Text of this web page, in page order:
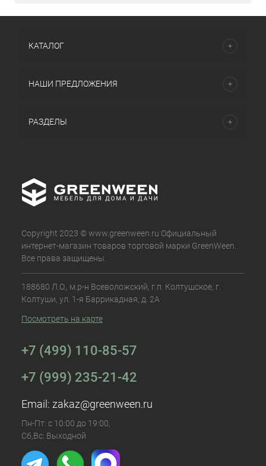
КАТАЛОГ
НАШИ ПРЕДЛОЖЕНИЯ
РАЗДЕЛЫ
Copyright 2023 © www.greenween.ru Официальный
интернет-магазин товаров торговой марки GreenWeen.
Все права защищены.
188680 Л.О., м.р-н Всеволожский, г.п. Колтушское, г.
Колтуши, ул. 1-я Баррикадная, д. 2А
Посмотреть на карте
+7 (499) 110-85-57
+7 (999) 235-21-42
Email: zakaz@greenween.ru
Пн-Пт: с 10:00 до 19:00,
Сб,Вс: Выходной